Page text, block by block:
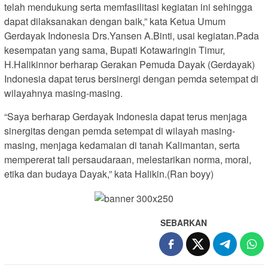
telah mendukung serta memfasilitasi kegiatan ini sehingga
dapat dilaksanakan dengan baik,” kata Ketua Umum
Gerdayak Indonesia Drs.Yansen A.Binti, usai kegiatan.Pada
kesempatan yang sama, Bupati Kotawaringin Timur,
H.Halikinnor berharap Gerakan Pemuda Dayak (Gerdayak)
Indonesia dapat terus bersinergi dengan pemda setempat di
wilayahnya masing-masing.
“Saya berharap Gerdayak Indonesia dapat terus menjaga
sinergitas dengan pemda setempat di wilayah masing-
masing, menjaga kedamaian di tanah Kalimantan, serta
mempererat tali persaudaraan, melestarikan norma, moral,
etika dan budaya Dayak,” kata Halikin.(Ran boyy)
SEBARKAN